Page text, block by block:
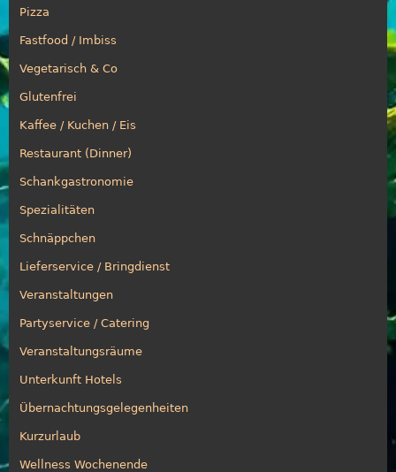
Pizza
Fastfood / Imbiss
Vegetarisch & Co
Glutenfrei
Kaffee / Kuchen / Eis
Restaurant (Dinner)
Schankgastronomie
Spezialitäten
Schnäppchen
Lieferservice / Bringdienst
Veranstaltungen
Partyservice / Catering
Veranstaltungsräume
Unterkunft Hotels
Übernachtungsgelegenheiten
Kurzurlaub
Wellness Wochenende